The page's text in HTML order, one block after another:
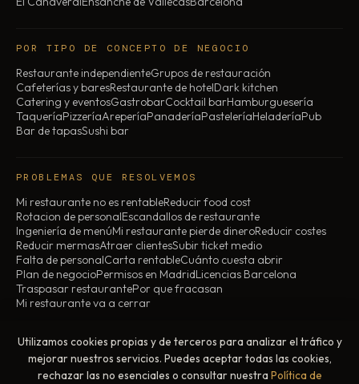
POR TIPO DE CONCEPTO DE NEGOCIO
Restaurante independienteGrupos de restauración
Cafeterías y baresRestaurante de hotelDark kitchen
Catering y eventosGastrobarCocktail barHamburguesería
TaqueríaPizzeríaAreperíaPanaderíaPasteleríaHeladeríaPub
Bar de tapasSushi bar
PROBLEMAS QUE RESOLVEMOS
Mi restaurante no es rentableReducir food cost
Rotacion de personalEscandallos de restaurante
Ingeniería de menúMi restaurante pierde dineroReducir costes
Reducir mermasAtraer clientesSubir ticket medio
Falta de personalCarta rentableCuánto cuesta abrir
Plan de negocioPermisos en MadridLicencias Barcelona
Traspasar restaurantePor que fracasan
Mi restaurante va a cerrar
© 2026 ChefBusiness · Todos los derechos reservados
Aviso legal
Política de privacidad
Política de cookies
Madrid, España · Presencial y online en toda
Utilizamos cookies propias y de terceros para analizar el tráfico y
mejorar nuestros servicios. Puedes aceptar todas las cookies,
rechazar las no esenciales o consultar nuestra Política de